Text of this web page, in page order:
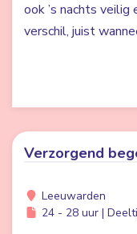
ook ’s nachts
verschil, juist
Verzorgend
Leeuwarden
24 - 28 uur |